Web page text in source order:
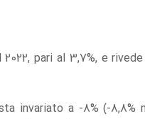
pari al 3,7%, e
invariato a -8% (-8,8%